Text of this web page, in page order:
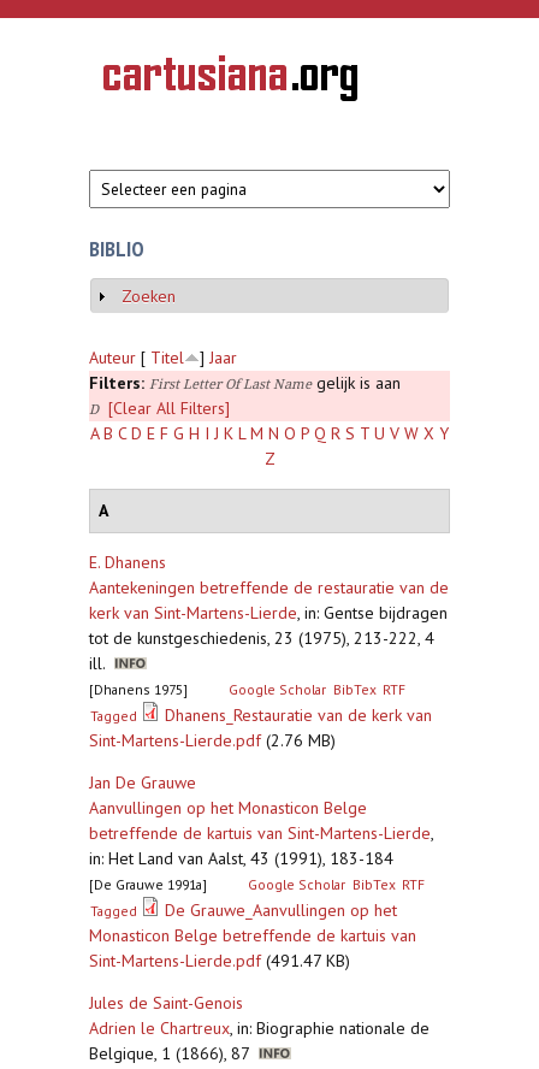
Overslaan en naar de inhoud gaan
CARTUSIANA
Geschiedenis
van de
BIBLIO
Weergeven
Zoeken
Auteur [ Titel ] Jaar
Filters: First Letter Of Last Namegelijk is aan
D
[Clear All Filters]
A B C D E F G H I J K L M N O P Q R S T U V W X Y
Z
A
E. Dhanens
Aantekeningen betreffende de restauratie van de
kerk van Sint-Martens-Lierde, in: Gentse bijdragen
tot de kunstgeschiedenis, 23 (1975), 213-222, 4
ill.
[Dhanens 1975] Google Scholar BibTex RTF
Tagged
Dhanens_Restauratie van de kerk van
Sint-Martens-Lierde.pdf(2.76 MB)
Jan De Grauwe
Aanvullingen op het Monasticon Belge
betreffende de kartuis van Sint-Martens-Lierde,
in: Het Land van Aalst, 43 (1991), 183-184
[De Grauwe 1991a] Google Scholar BibTex RTF
Tagged
De Grauwe_Aanvullingen op het
Monasticon Belge betreffende de kartuis van
Sint-Martens-Lierde.pdf(491.47 KB)
Jules de Saint-Genois
Adrien le Chartreux, in: Biographie nationale de
Belgique, 1 (1866), 87